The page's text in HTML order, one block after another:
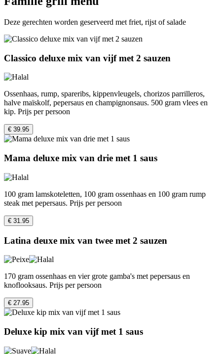
Deze gerechten worden geserveerd met friet, rijst of salade
Classico deluxe mix van vijf met 2 sauzen
Ossenhaas, rump, spareribs, kippenvleugels, chorizos parrilleros,
halve maïskolf, pepersaus en champignonsaus. 500 gram vlees en
kip. Prijs per persoon
€ 39.95
Mama deluxe mix van drie met 1 saus
100 gram lamskoteletten, 100 gram ossenhaas en 100 gram rump
steak met pepersaus. Prijs per persoon
€ 31.95
Latina deuxe mix van twee met 2 sauzen
170 gram ossenhaas en vier grote gamba's met pepersaus en
knoflooksaus. Prijs per persoon
€ 27.95
Deluxe kip mix van vijf met 1 saus